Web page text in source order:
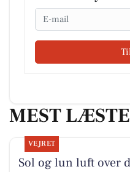
Email
MEST
VEJRET
Sol og lun luft over